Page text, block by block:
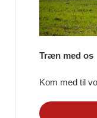
Træn med os
Kom med til